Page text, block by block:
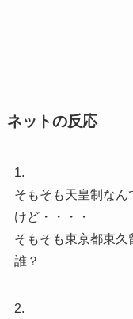
ネットの反応
1.
そもそも天皇制な
けど・・・・
そもそも東京都東久
誰？
2.